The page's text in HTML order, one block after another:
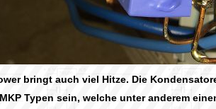
bringt auch viel Hitze. Die
Typen sein, welche unter anderem